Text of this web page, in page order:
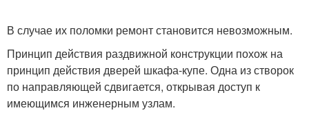
В случае их поломки ремонт становится невозможным.
Принцип действия раздвижной конструкции похож на
принцип действия дверей шкафа-купе. Одна из створок
по направляющей сдвигается, открывая доступ к
имеющимся инженерным узлам.